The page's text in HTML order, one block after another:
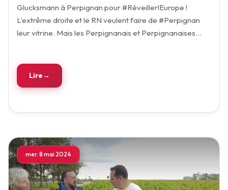
Glucksmann à Perpignan pour #RéveillerlEurope !
L’extrême droite et le RN veulent faire de #Perpignan
leur vitrine. Mais les Perpignanais et Perpignanaises…
Lire
mer. 8 mai 2024